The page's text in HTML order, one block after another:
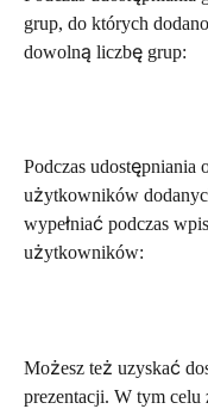
grup, do których
dowolną liczbę grup:
Podczas
użytkowników
wypełniać podczas
użytkowników:
Możesz też uzyskać
prezentacji. W tym celu